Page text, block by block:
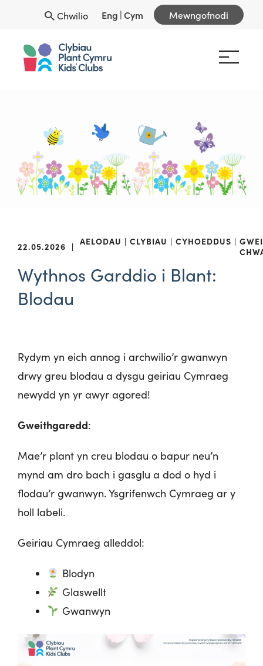
Chwilio Eng |Cym Mewngofnodi
22.05.2026 | AELODAU CLYBIAU CYHOEDDUS
Wythnos Garddio i Blant:
Blodau
Rydym yn eich annog i archwilio’r gwanwyn
drwy greu blodau a dysgu geiriau Cymraeg
newydd yn yr awyr agored!
Gweithgaredd:
Mae’r plant yn creu blodau o bapur neu’n
mynd am dro bach i gasglu a dod o hyd i
flodau’r gwanwyn. Ysgrifenwch Cymraeg ar y
holl labeli.
Geiriau Cymraeg alleddol:
Blodyn
Glaswellt
Gwanwyn